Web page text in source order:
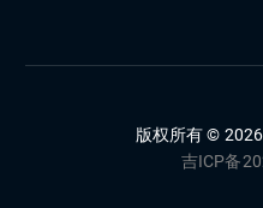
版权所有 ©
吉ICP备